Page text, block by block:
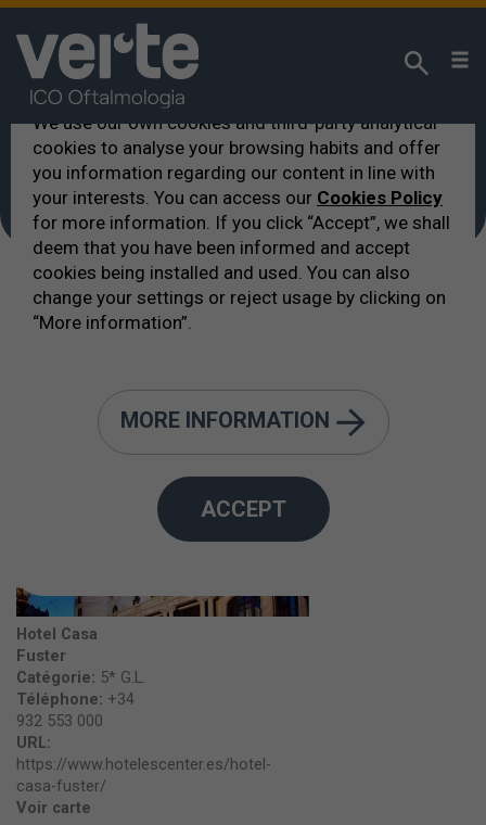
Hôtels à proximité
Hôtels à proximité
vous loger
Hotel Casa
Fuster
Catégorie: 5* G.L.
Téléphone: +34
932 553 000
URL:
https://www.hotelescenter.es/hotel-
casa-fuster/
Voir carte
We respect your privacy!
We use our own cookies and third-party analytical
cookies to analyse your browsing habits and offer
you information regarding our content in line with
your interests. You can access our Cookies Policy
for more information. If you click “Accept”, we shall
deem that you have been informed and accept
cookies being installed and used. You can also
change your settings or reject usage by clicking on
“More information”.
MORE INFORMATION
ACCEPT